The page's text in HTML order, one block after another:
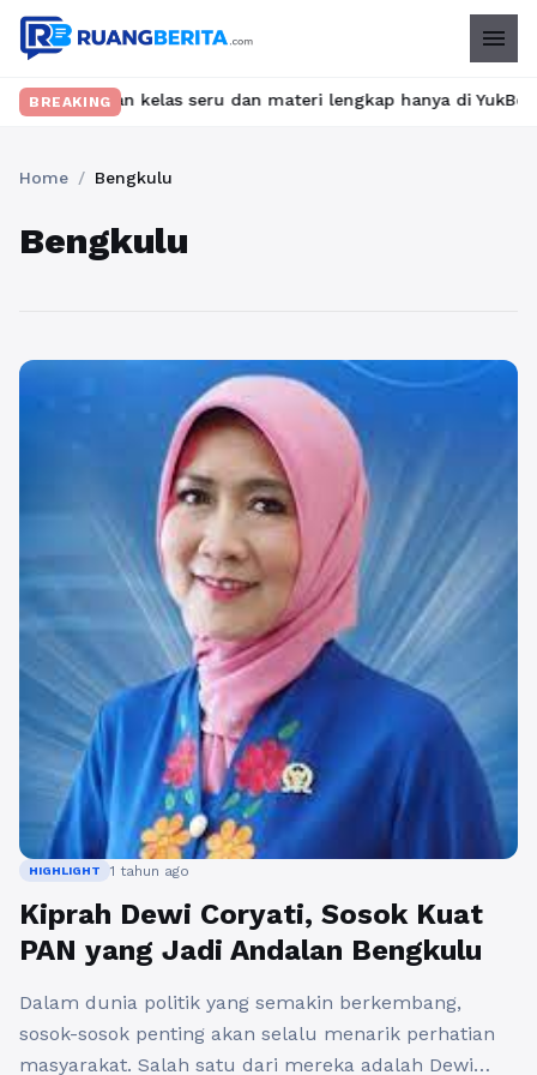
menu
BREAKING
kelas seru dan materi lengkap hanya di
Home / Bengkulu
Bengkulu
HIGHLIGHT 1 tahun ago
Kiprah Dewi Coryati, Sosok Kuat
PAN yang Jadi Andalan Bengkulu
Dalam dunia politik yang semakin berkembang,
sosok-sosok penting akan selalu menarik perhatian
masyarakat. Salah satu dari mereka adalah Dewi